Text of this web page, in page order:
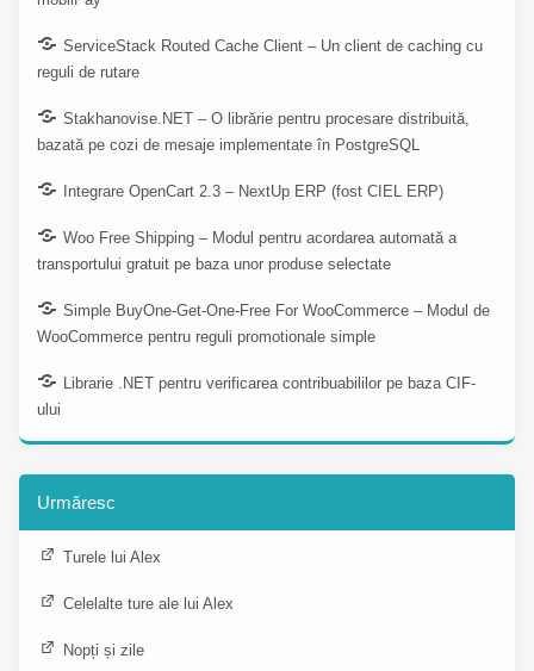
ServiceStack Routed Cache Client – Un client de caching cu
reguli de rutare
Stakhanovise.NET – O librărie pentru procesare distribuită,
bazată pe cozi de mesaje implementate în PostgreSQL
Integrare OpenCart 2.3 – NextUp ERP (fost CIEL ERP)
Woo Free Shipping – Modul pentru acordarea automată a
transportului gratuit pe baza unor produse selectate
Simple BuyOne-Get-One-Free For WooCommerce – Modul de
WooCommerce pentru reguli promotionale simple
Librarie .NET pentru verificarea contribuabililor pe baza CIF-
ului
Urmăresc
Turele lui Alex
Celelalte ture ale lui Alex
Nopți și zile